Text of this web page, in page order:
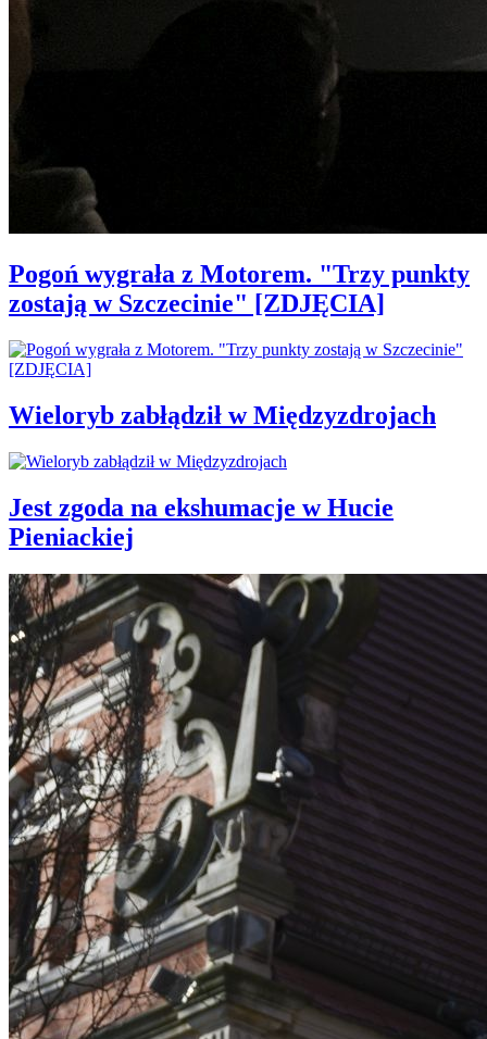
Pogoń wygrała z Motorem. "Trzy punkty
zostają w Szczecinie" [ZDJĘCIA]
Wieloryb zabłądził w Międzyzdrojach
Jest zgoda na ekshumacje w Hucie
Pieniackiej